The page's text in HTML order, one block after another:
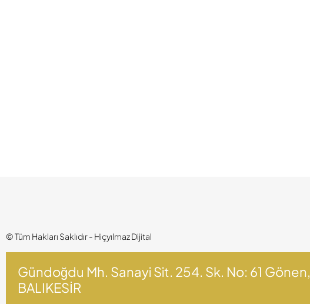
© Tüm Hakları Saklıdır - Hiçyılmaz Dijital
Gündoğdu Mh. Sanayi Sit. 254. Sk. No: 61 Gönen,
BALIKESİR